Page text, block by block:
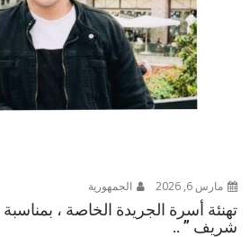
مارس 6, 2026 الجمهورية
تهنئة أسرة الجريدة الخاصة ،
شريف ” ..